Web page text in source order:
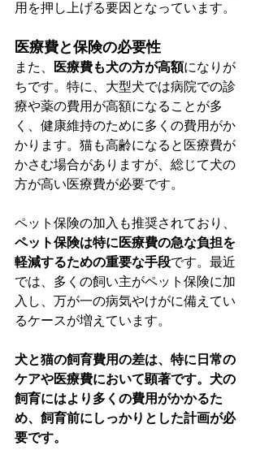
用を押し上げる要因となっています。
医療費と保険の必要性
また、 医療費も犬の方が高額になりが
ちです。特に、大型犬では病院での診
療や薬の費用が高額になることが多
く、健康維持のために多くの費用がか
かります。猫も高齢になると医療費が
かさむ場合がありますが、総じて犬の
方が高い医療費が必要です。
ペット保険の加入も推奨されており、
ペット保険は特に医療費の急な負担を
軽減するための重要な手段です。最近
では、多くの飼い主がペット保険に加
入し、万が一の病気やけがに備えてい
るケースが増えています​。
犬と猫の飼育費用の差は、特に日常の
ケアや医療費において顕著です。犬の
飼育にはより多くの費用がかかるた
め、飼育前にしっかりとした計画が必
要です。